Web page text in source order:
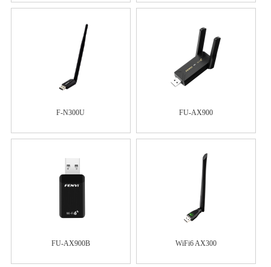
F-N300U FU-AX900
FU-AX900B WiFi6 AX300